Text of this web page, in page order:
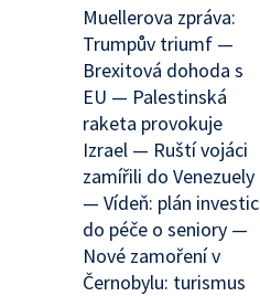
Muellerova zpráva:
Trumpův triumf —
Brexitová dohoda s
EU — Palestinská
raketa provokuje
Izrael — Ruští vojáci
zamířili do Venezuely
— Vídeň: plán investic
do péče o seniory —
Nové zamoření v
Černobylu: turismus